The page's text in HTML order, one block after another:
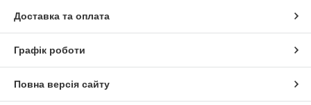
Доставка та оплата
Графік роботи
Повна версія сайту